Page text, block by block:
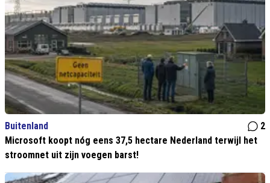
Buitenland
2
Microsoft koopt nóg eens 37,5 hectare Nederland terwijl het
stroomnet uit zijn voegen barst!